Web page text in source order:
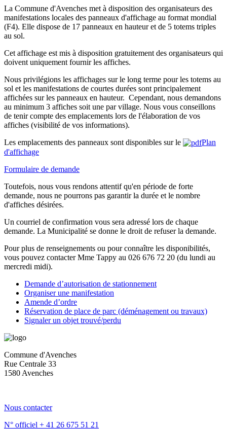
La Commune d'Avenches met à disposition des organisateurs des
manifestations locales des panneaux d'affichage au format mondial
(F4). Elle dispose de 17 panneaux en hauteur et de 5 totems triples
au sol.
Cet affichage est mis à disposition gratuitement des organisateurs qui
doivent uniquement fournir les affiches.
Nous privilégions les affichages sur le long terme pour les totems au
sol et les manifestations de courtes durées sont principalement
affichées sur les panneaux en hauteur. Cependant, nous demandons
au minimum 3 affiches soit une par village. Nous vous conseillons
de tenir compte des emplacements lors de l'élaboration de vos
affiches (visibilité de vos informations).
Les emplacements des panneaux sont disponibles sur le
Plan
d'affichage
Formulaire de demande
Toutefois, nous vous rendons attentif qu'en période de forte
demande, nous ne pourrons pas garantir la durée et le nombre
d'affiches désirées.
Un courriel de confirmation vous sera adressé lors de chaque
demande. La Municipalité se donne le droit de refuser la demande.
Pour plus de renseignements ou pour connaître les disponibilités,
vous pouvez contacter Mme Tappy au 026 676 72 20 (du lundi au
mercredi midi).
Demande d’autorisation de stationnement
Organiser une manifestation
Amende d’ordre
Réservation de place de parc (déménagement ou travaux)
Signaler un objet trouvé/perdu
Commune d'Avenches
Rue Centrale 33
1580 Avenches
Nous contacter
N° officiel + 41 26 675 51 21